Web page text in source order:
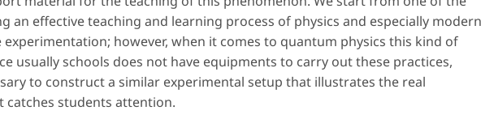
an effective teaching and learning process of physics and especially modern
experimentation; however, when it comes to quantum physics this kind of
usually schools does not have equipments to carry out these practices,
to construct a similar experimental setup that illustrates the real
catches students attention.